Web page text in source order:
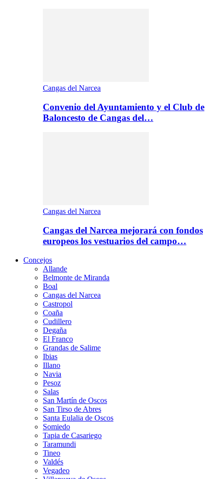
Cangas del Narcea
Convenio del Ayuntamiento y el Club de
Baloncesto de Cangas del…
Cangas del Narcea
Cangas del Narcea mejorará con fondos
europeos los vestuarios del campo…
Concejos
Allande
Belmonte de Miranda
Boal
Cangas del Narcea
Castropol
Coaña
Cudillero
Degaña
El Franco
Grandas de Salime
Ibias
Illano
Navia
Pesoz
Salas
San Martín de Oscos
San Tirso de Abres
Santa Eulalia de Oscos
Somiedo
Tapia de Casariego
Taramundi
Tineo
Valdés
Vegadeo